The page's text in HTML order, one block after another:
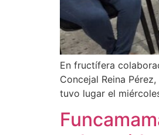
En fructífera
Concejal Reina
tuvo lugar el